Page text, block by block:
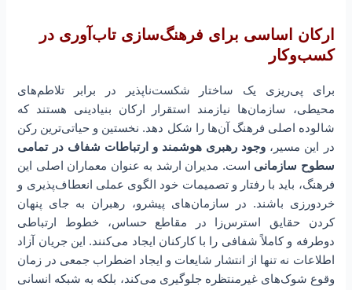
ارکان اساسی برای فرهنگ‌سازی تاب‌آوری در
کسب‌و‌کار
برای پی‌ریزی یک ساختار شکست‌ناپذیر در برابر تلاطم‌های
محیطی، سازمان‌ها نیازمند استقرار ارکان بنیادینی هستند که
شالوده اصلی فرهنگ آن‌ها را شکل دهد. نخستین و حیاتی‌ترین رکن
در این مسیر، وجود رهبری هوشمند و ارتباطات شفاف در تمامی
سطوح سازمانی است. مدیران ارشد به عنوان معماران اصلی این
فرهنگ، باید با رفتار و تصمیمات خود الگوی عملی انعطاف‌پذیری و
خردورزی باشند. در سازمان‌های پیشرو، رهبران به جای پنهان
کردن حقایق استرس‌زا در مقاطع حساس، خطوط ارتباطی
دوطرفه و کاملاً شفافی را با کارکنان ایجاد می‌کنند. این جریان آزاد
اطلاعات نه تنها از انتشار شایعات و ایجاد اضطراب جمعی در زمان
وقوع شوک‌های غیرمنتظره جلوگیری می‌کند، بلکه به شبکه انسانی